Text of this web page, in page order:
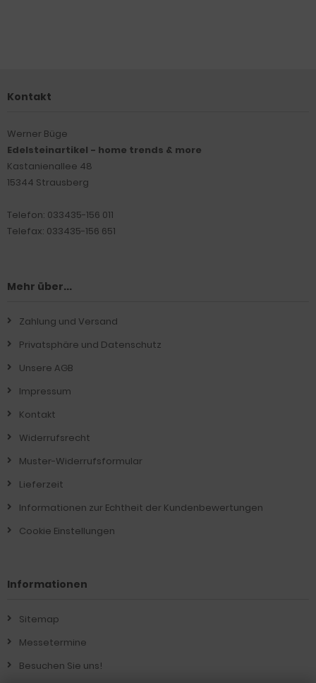
Kontakt
Werner Büge
Edelsteinartikel - home trends & more
Kastanienallee 48
15344 Strausberg
Telefon: 033435-156 011
Telefax: 033435-156 651
Mehr über...
Zahlung und Versand
Privatsphäre und Datenschutz
Unsere AGB
Impressum
Kontakt
Widerrufsrecht
Muster-Widerrufsformular
Lieferzeit
Informationen zur Echtheit der Kundenbewertungen
Cookie Einstellungen
Informationen
Sitemap
Messetermine
Besuchen Sie uns!